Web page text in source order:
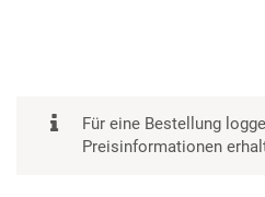
Für eine Bestellung
Preisinformationen